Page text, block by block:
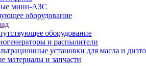
мини-АЗС
оборудование
оборудование
и распылители
установки для масла и
материалы и запчасти